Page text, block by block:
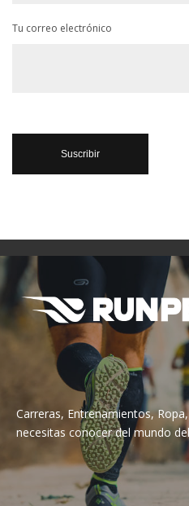
Tu correo electrónico
Carreras, Entrenamientos,
necesitas conocer del mundo